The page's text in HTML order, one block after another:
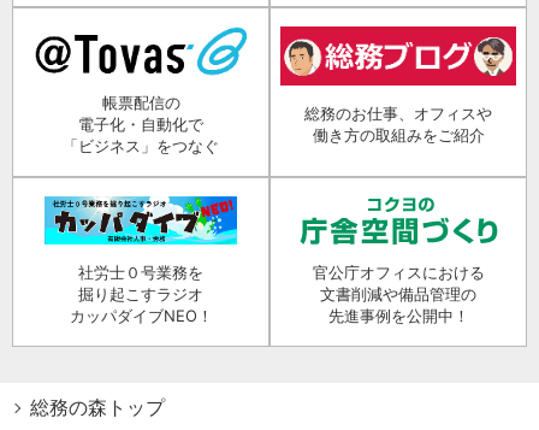
帳票配信の
電子化・自動化で
「ビジネス」をつなぐ
総務のお仕事、オフィスや
働き方の取組みをご紹介
社労士０号業務を
掘り起こすラジオ
カッパダイブNEO！
官公庁オフィスにおける
文書削減や備品管理の
先進事例を公開中！
総務の森トップ